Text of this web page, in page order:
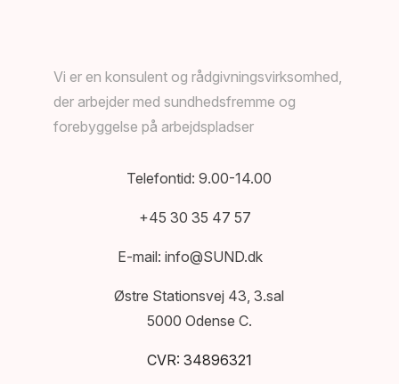
Vi er en konsulent og rådgivningsvirksomhed,
der arbejder med sundhedsfremme og
forebyggelse på arbejdspladser
Telefontid: 9.00-14.00
+45 30 35 47 57
E-mail:info@SUND.dk
Østre Stationsvej 43, 3.sal
5000 Odense C.
CVR: 34896321